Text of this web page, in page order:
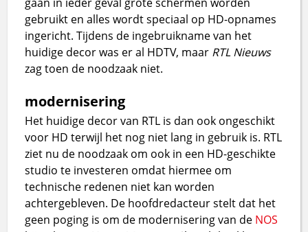
gebruikt en alles wordt speciaal op HD-opnames
ingericht. Tijdens de ingebruikname van het
huidige decor was er al HDTV, maar RTL Nieuws
zag toen de noodzaak niet.
modernisering
Het huidige decor van RTL is dan ook ongeschikt
voor HD terwijl het nog niet lang in gebruik is. RTL
ziet nu de noodzaak om ook in een HD-geschikte
studio te investeren omdat hiermee om
technische redenen niet kan worden
achtergebleven. De hoofdredacteur stelt dat het
geen poging is om de modernisering van de NOS